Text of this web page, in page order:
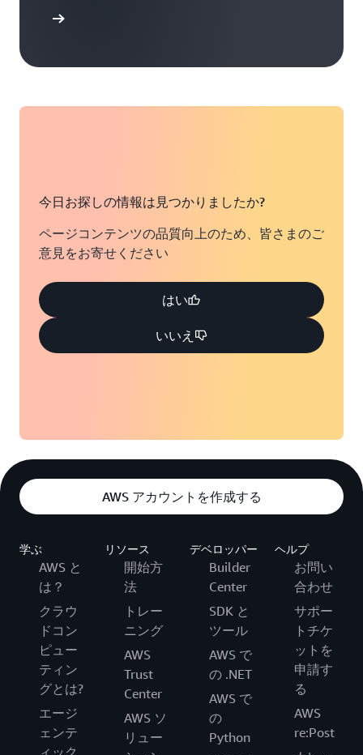
今日お探しの情報は見つかりましたか?
ページコンテンツの品質向上のため、皆さまのご
意見をお寄せください
はい
いいえ
AWS アカウントを作成する
学ぶ
AWS と
は？
クラウ
ドコン
ピュー
ティン
グとは?
エージ
ェンテ
ィック
リソース
開始方
法
トレー
ニング
AWS
Trust
Center
AWS ソ
リュー
デベロッパー
Builder
Center
SDK と
ツール
AWS で
の .NET
AWS で
の
Python
ヘルプ
お問い
合わせ
サポー
トチケ
ットを
申請す
る
AWS
re:Post